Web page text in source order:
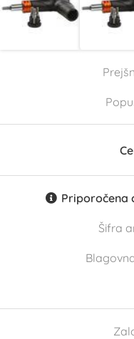
Priporočena
Šifra